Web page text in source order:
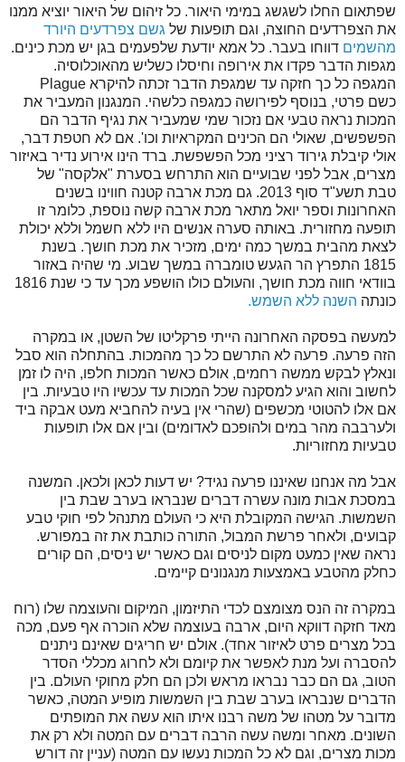
שפתאום החלו לשגשג במימי היאור. כל זיהום של היאור יוציא ממנו
את הצפרדעים החוצה, וגם תופעות של גשם צפרדעים היורד
מהשמים דווחו בעבר. כל אמא יודעת שלפעמים בגן יש מכת כינים.
מגפות הדבר פקדו את אירופה וחיסלו כשליש מהאוכלוסיה.
המגפה כל כך חזקה עד שמגפת הדבר זכתה להיקרא Plague
כשם פרטי, בנוסף לפירושה כמגפה כלשהי. המנגנון המעביר את
המכות נראה טבעי אם נזכור שמי שמעביר את נגיף הדבר הם
הפשפשים, שאולי הם הכינים המקראיות וכו'. אם לא חטפת דבר,
אולי קיבלת גירוד רציני מכל הפשפשת. ברד הינו אירוע נדיר באיזור
מצרים, אבל לפני שבועיים הוא התרחש בסערת "אלקסה" של
טבת תשע"ד סוף 2013. גם מכת ארבה קטנה חווינו בשנים
האחרונות וספר יואל מתאר מכת ארבה קשה נוספת, כלומר זו
תופעה מחזורית. באותה סערה אנשים היו ללא חשמל וללא יכולת
לצאת מהבית במשך כמה ימים, מזכיר את מכת חושך. בשנת
1815 התפרץ הר הגעש טומברה במשך שבוע. מי שהיה באזור
בוודאי חווה מכת חושך, והעולם כולו הושפע מכך עד כי שנת 1816
כונתה השנה ללא השמש.
למעשה בפסקה האחרונה הייתי פרקליטו של השטן, או במקרה
הזה פרעה. פרעה לא התרשם כל כך מהמכות. בהתחלה הוא סבל
ונאלץ לבקש ממשה רחמים, אולם כאשר המכות חלפו, היה לו זמן
לחשוב והוא הגיע למסקנה שכל המכות עד עכשיו היו טבעיות. בין
אם אלו להטוטי מכשפים (שהרי אין בעיה להחביא מעט אבקה ביד
ולערבבה מהר במים ולהופכם לאדומים) ובין אם אלו תופעות
טבעיות מחזוריות.
אבל מה אנחנו שאיננו פרעה נגיד? יש דעות לכאן ולכאן. המשנה
במסכת אבות מונה עשרה דברים שנבראו בערב שבת בין
השמשות. הגישה המקובלת היא כי העולם מתנהל לפי חוקי טבע
קבועים, ולאחר פרשת המבול, התורה כותבת את זה במפורש.
נראה שאין כמעט מקום לניסים וגם כאשר יש ניסים, הם קורים
כחלק מהטבע באמצעות מנגנונים קיימים.
במקרה זה הנס מצומצם לכדי התיזמון, המיקום והעוצמה שלו (רוח
מאד חזקה דווקא היום, ארבה בעוצמה שלא הוכרה אף פעם, מכה
בכל מצרים פרט לאיזור אחד). אולם יש חריגים שאינם ניתנים
להסברה ועל מנת לאפשר את קיומם ולא לחרוג מכללי הסדר
הטוב, גם הם כבר נבראו מראש ולכן הם חלק מחוקי העולם. בין
הדברים שנבראו בערב שבת בין השמשות מופיע המטה, כאשר
מדובר על מטהו של משה רבנו איתו הוא עשה את המופתים
השונים. מאחר ומשה עשה הרבה דברים עם המטה ולא רק את
מכות מצרים, וגם לא כל המכות נעשו עם המטה (עניין זה דורש